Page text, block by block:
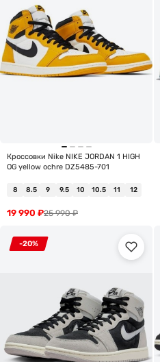
Кроссовки Nike NIKE JORDAN 1 HIGH
OG yellow ochre DZ5485-701
8 8.5 9 9.5 10 10.5 11 12
25 990₽
19 990 ₽
-20%